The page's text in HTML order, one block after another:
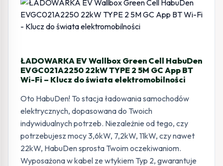
ŁADOWARKA EV Wallbox Green Cell HabuDen
EVGC021A2250 22kW TYPE 2 5M GC App BT
Wi-Fi – Klucz do świata elektromobilności
Oto HabuDen! To stacja ładowania samochodów
elektrycznych, dopasowana do Twoich
indywidualnych potrzeb. Niezależnie od tego, czy
potrzebujesz mocy 3,6kW, 7,2kW, 11kW, czy nawet
22kW, HabuDen sprosta Twoim oczekiwaniom.
Wyposażona w kabel ze wtykiem Typ 2, gwarantuje